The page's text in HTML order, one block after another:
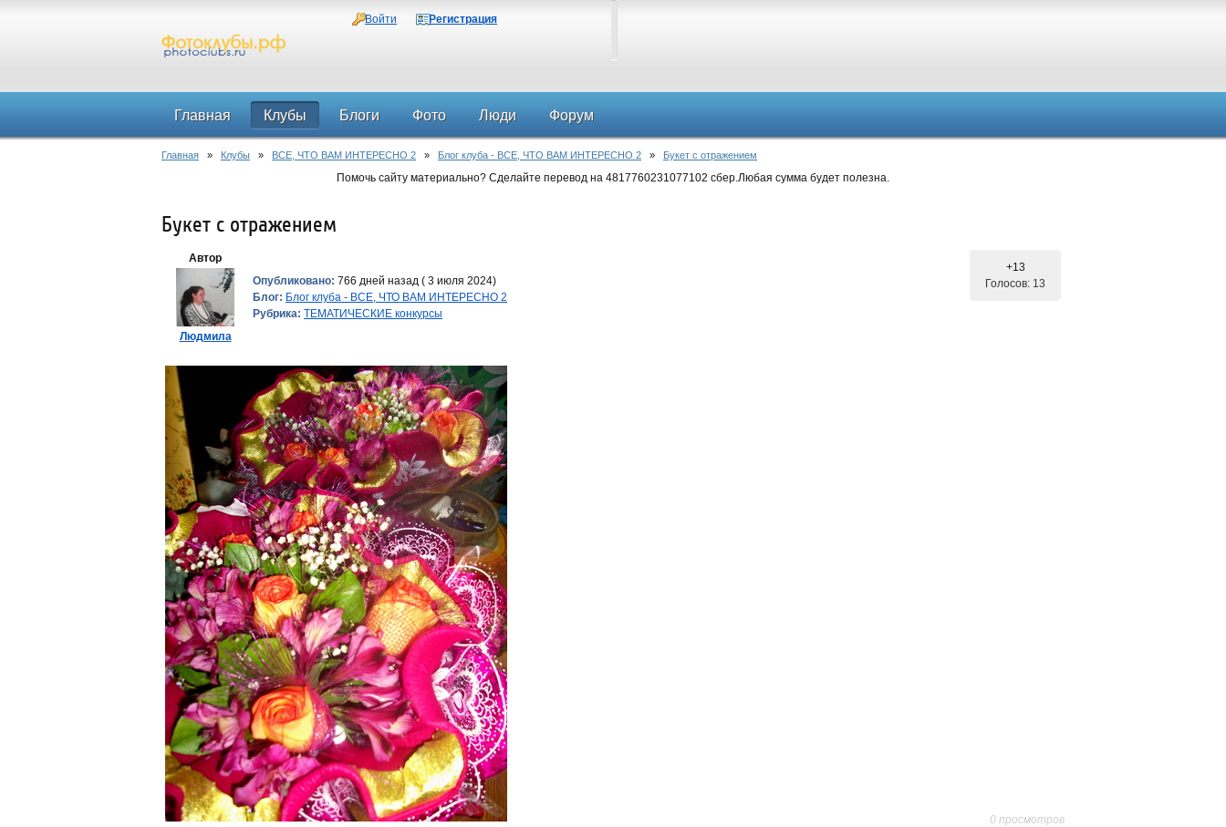
Войти Регистрация
Главная Клубы Блоги Фото Люди Форум
Главная » Клубы » ВСЕ, ЧТО ВАМ ИНТЕРЕСНО 2 » Блог клуба - ВСЕ, ЧТО ВАМ ИНТЕРЕСНО 2 » Букет с отражением
Помочь сайту материально? Сделайте перевод на 4817760231077102 сбер.Любая сумма будет полезна.
Букет с отражением
Автор
Людмила
Опубликовано: 766 дней назад ( 3 июля 2024)
Блог: Блог клуба - ВСЕ, ЧТО ВАМ ИНТЕРЕСНО 2
Рубрика: ТЕМАТИЧЕСКИЕ конкурсы
+13
Голосов: 13
0 просмотров